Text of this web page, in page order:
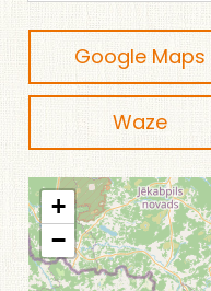
Google Maps
Waze
+
−